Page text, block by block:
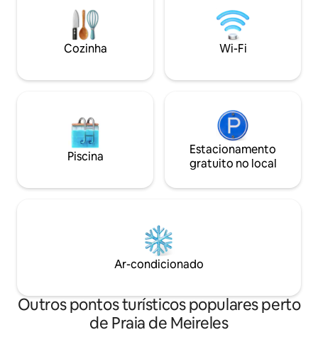
dois banheiros
valorizada de
Cozinha Wi-Fi
Piscina
Estacionamento
gratuito no local
Ar-condicionado
Outros pontos turísticos populares perto
de Praia de Meireles